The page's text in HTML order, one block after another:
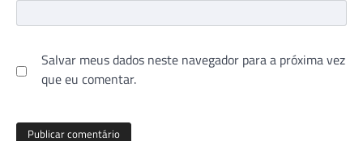
Salvar meus dados neste navegador para a próxima vez
que eu comentar.